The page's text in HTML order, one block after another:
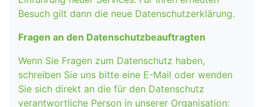
Besuch gilt dann die neue Datenschutzerklärung.
Fragen an den Datenschutzbeauftragten
Wenn Sie Fragen zum Datenschutz haben,
schreiben Sie uns bitte eine E-Mail oder wenden
Sie sich direkt an die für den Datenschutz
verantwortliche Person in unserer Organisation: